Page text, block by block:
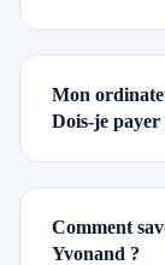
Mon
Dois-je payer
Comment
Yvonand ?